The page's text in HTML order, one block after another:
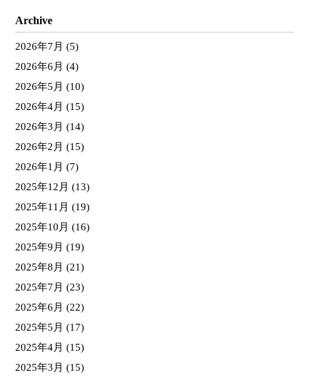
Archive
2026年7月 (5)
2026年6月 (4)
2026年5月 (10)
2026年4月 (15)
2026年3月 (14)
2026年2月 (15)
2026年1月 (7)
2025年12月 (13)
2025年11月 (19)
2025年10月 (16)
2025年9月 (19)
2025年8月 (21)
2025年7月 (23)
2025年6月 (22)
2025年5月 (17)
2025年4月 (15)
2025年3月 (15)